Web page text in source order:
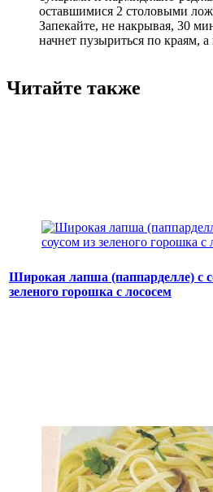
оставшимися 2 столовыми
Запекайте, не накрывая, 30
начнет пузыриться по краям, а
Читайте также
Широкая лапша (паппарделле) с
зеленого горошка с лососем